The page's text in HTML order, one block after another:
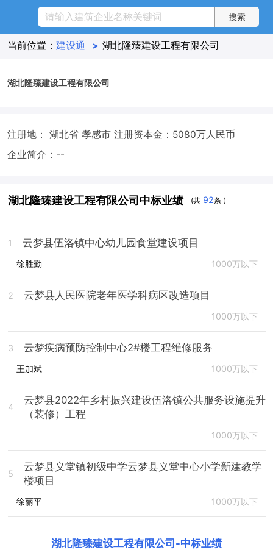
当前位置： 建设通 > 湖北隆臻建设工程有限公司
湖北隆臻建设工程有限公司
注册地： 湖北省 孝感市 注册资本金：5080万人民币
企业简介：--
湖北隆臻建设工程有限公司中标业绩 (共 92条 )
1 云梦县伍洛镇中心幼儿园食堂建设项目
徐胜勤 1000万以下
2 云梦县人民医院老年医学科病区改造项目
1000万以下
3 云梦疾病预防控制中心2#楼工程维修服务
王加斌 1000万以下
4
云梦县2022年乡村振兴建设伍洛镇公共服务设施提升
（装修）工程
1000万以下
5
云梦县义堂镇初级中学云梦县义堂中心小学新建教学
楼项目
徐丽平 1000万以下
湖北隆臻建设工程有限公司 -中标业绩